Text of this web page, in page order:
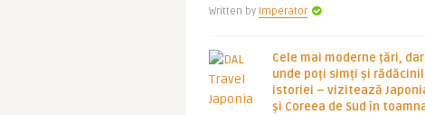
Written by Imperator
Cele mai moderne țări, dar
unde poți simți și
istoriei – vizitează
și Coreea de Sud în